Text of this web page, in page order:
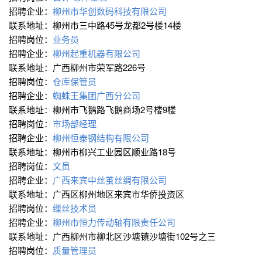
招聘企业： 柳州市华创数码科技有限公司
联系地址：柳州市三中路45号龙都2号楼14楼
招聘岗位： 业务员
招聘企业： 柳州起重机器有限公司
联系地址：广西柳州市荣军路226号
招聘岗位： 仓库保管员
招聘企业： 蜘蛛王集团广西分公司
联系地址：柳州市飞鹅路飞鹅商场2号楼9楼
招聘岗位： 市场部经理
招聘企业： 柳州恒泰钢结构有限公司
联系地址：柳州市柳兴工业园区顺业路18号
招聘岗位： 文员
招聘企业： 广西来宾中丝茧丝绸有限公司
联系地址：广西区柳州地区来宾市华侨投资区
招聘岗位： 缫丝技术员
招聘企业： 柳州市恒力传动轴有限责任公司
联系地址：广西柳州市柳北区沙塘镇沙塘街102号之三
招聘岗位： 质量管理员